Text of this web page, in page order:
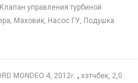
Клапан управления турбиной
Маховик, Насос ГУ, Подушка
MONDEO 4, 2012г. , хэтчбек, 2,0